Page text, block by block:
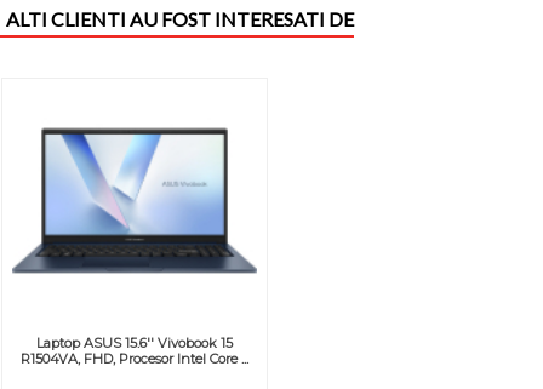
ALTI CLIENTI AU FOST INTERESATI DE
Laptop ASUS 15.6'' Vivobook 15
R1504VA, FHD, Procesor Intel Core ...